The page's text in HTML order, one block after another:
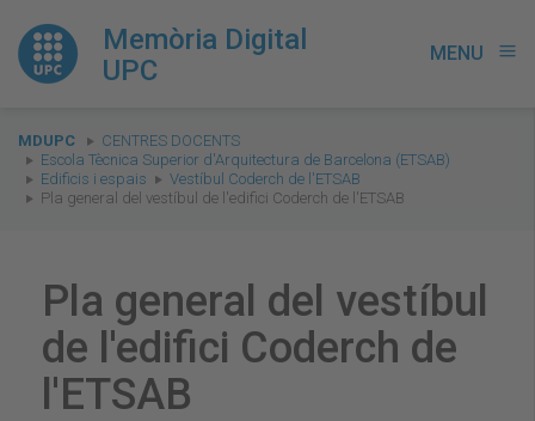
Memòria Digital
UPC
MENU menu
You
are
here:
MDUPC
CENTRES DOCENTS
Escola Tècnica Superior d'Arquitectura de Barcelona (ETSAB)
Edificis i espais
Vestíbul Coderch de l'ETSAB
Pla general del vestíbul de l'edifici Coderch de l'ETSAB
Pla general del vestíbul
de l'edifici Coderch de
l'ETSAB